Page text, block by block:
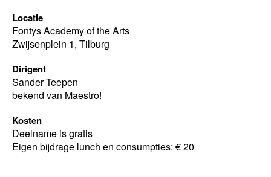
Locatie
Fontys Academy of the Arts
Zwijsenplein 1, Tilburg
Dirigent
Sander Teepen
bekend van Maestro!
Kosten
Deelname is gratis
Eigen bijdrage lunch en consumpties: € 20